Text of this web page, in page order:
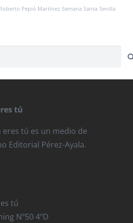
Roberto Pepió Martínez Semana Santa Sevilla
tú
eres tú es un medio de
Editorial Pérez-Ayala.
tú
Nº50 4ºD